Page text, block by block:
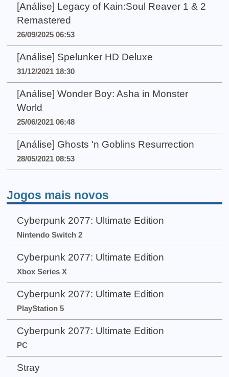
[Análise] Legacy of Kain:Soul Reaver 1 & 2
Remastered
26/09/2025 06:53
[Análise] Spelunker HD Deluxe
31/12/2021 18:30
[Análise] Wonder Boy: Asha in Monster
World
25/06/2021 06:48
[Análise] Ghosts 'n Goblins Resurrection
28/05/2021 08:53
Jogos mais novos
Cyberpunk 2077: Ultimate Edition
Nintendo Switch 2
Cyberpunk 2077: Ultimate Edition
Xbox Series X
Cyberpunk 2077: Ultimate Edition
PlayStation 5
Cyberpunk 2077: Ultimate Edition
PC
Stray